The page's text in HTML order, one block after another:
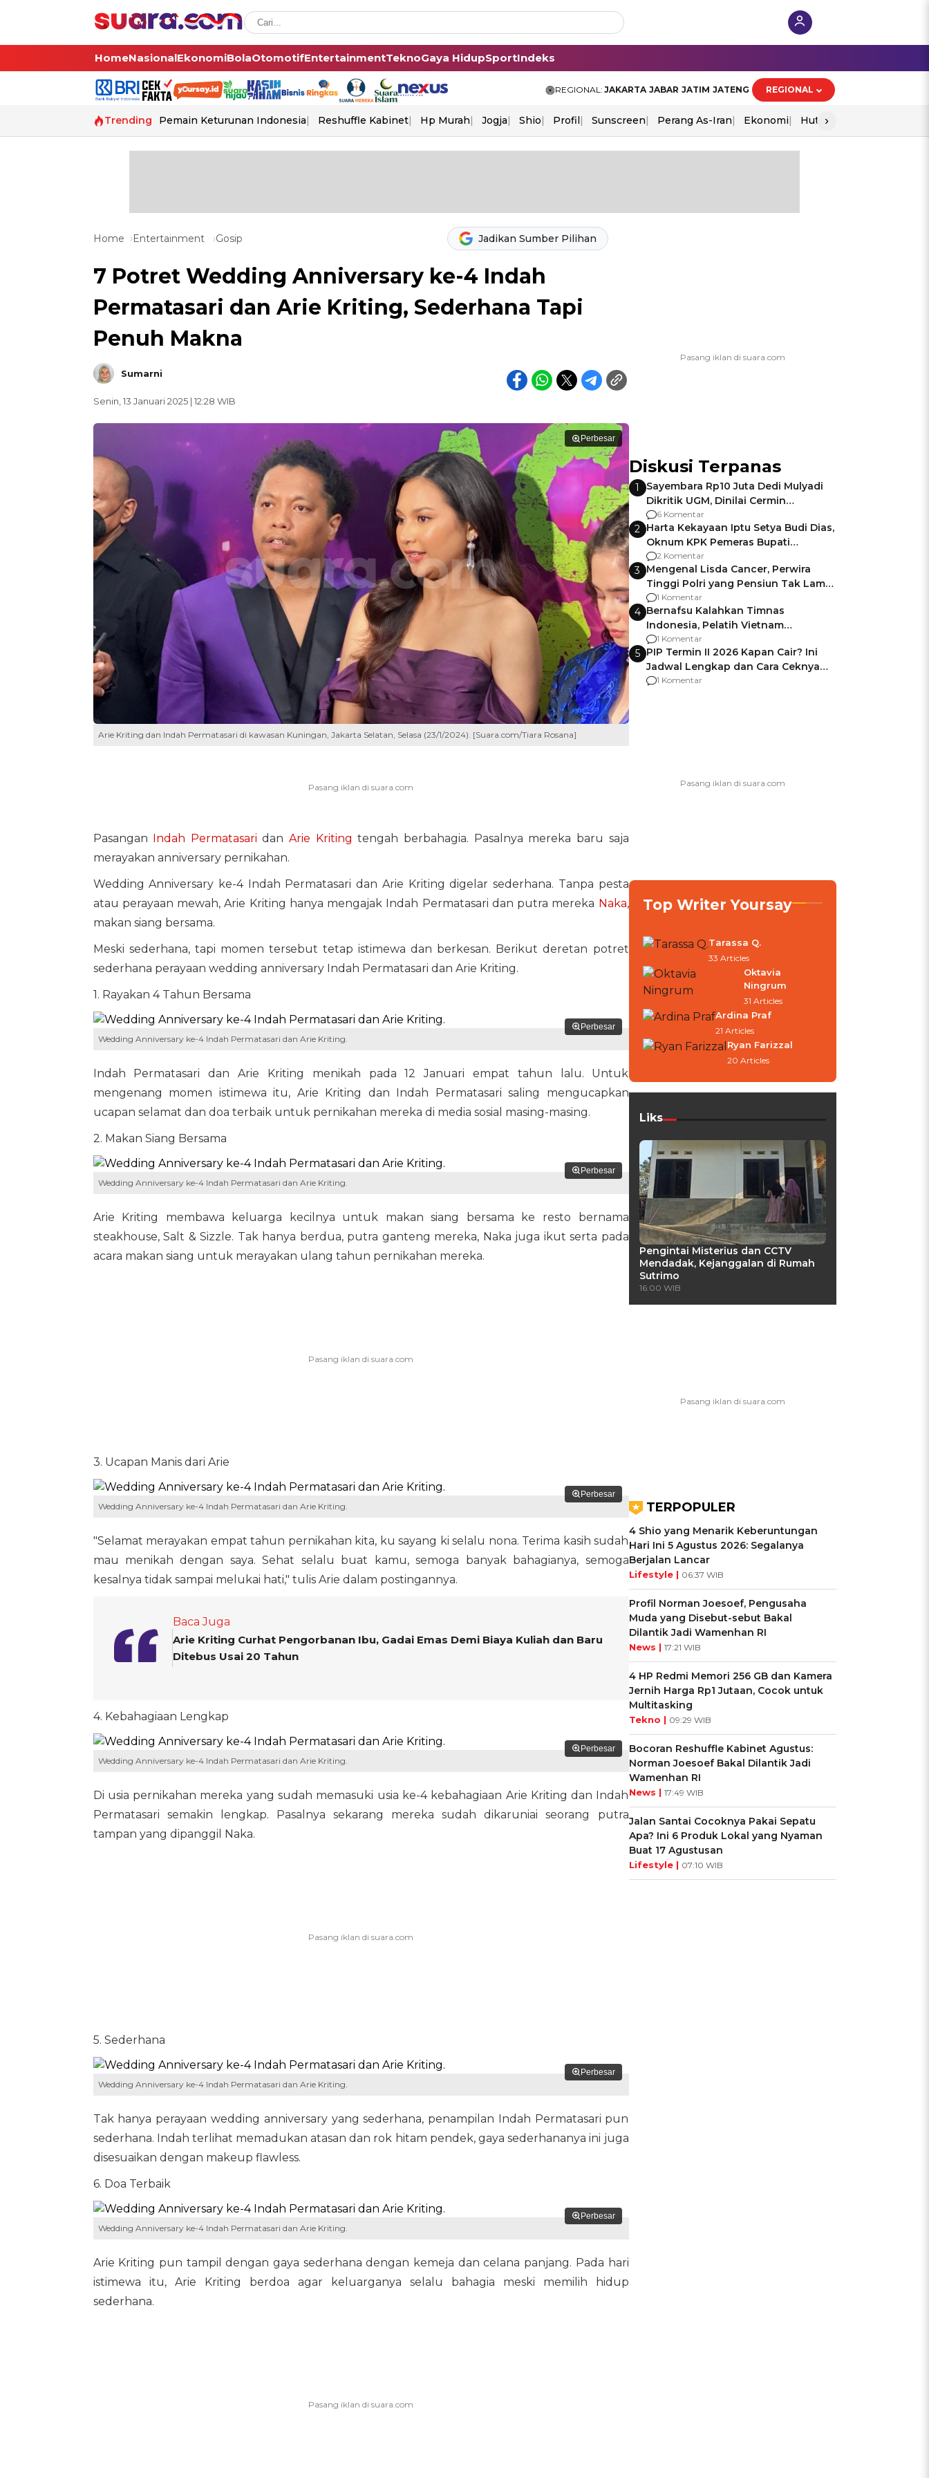
HomeNasionalEkonomiBolaOtomotifEntertainmentTeknoGaya HidupSportIndeks
REGIONAL: JAKARTA JABAR JATIM JATENG REGIONAL
Trending Pemain Keturunan Indonesia Reshuffle Kabinet Hp Murah Jogja Shio Profil Sunscreen Perang As-Iran Ekonomi Hut Ri
›
Home Entertainment Gosip Jadikan Sumber Pilihan
7 Potret Wedding Anniversary ke-4 Indah
Permatasari dan Arie Kriting, Sederhana Tapi
Penuh Makna
Sumarni
Senin, 13 Januari 2025 | 12:28 WIB
Perbesar
Arie Kriting dan Indah Permatasari di kawasan Kuningan, Jakarta Selatan, Selasa (23/1/2024). [Suara.com/Tiara Rosana]
Pasangan Indah Permatasari danArie Kriting tengah berbahagia. Pasalnya mereka baru saja
merayakan anniversary pernikahan.
Wedding Anniversary ke-4 Indah Permatasari dan Arie Kriting digelar sederhana. Tanpa pesta
atau perayaan mewah, Arie Kriting hanya mengajak Indah Permatasari dan putra mereka Naka,
makan siang bersama.
Meski sederhana, tapi momen tersebut tetap istimewa dan berkesan. Berikut deretan potret
sederhana perayaan wedding anniversary Indah Permatasari dan Arie Kriting.
1. Rayakan 4 Tahun Bersama
Perbesar
Wedding Anniversary ke-4 Indah Permatasari dan Arie Kriting.
Indah Permatasari dan Arie Kriting menikah pada 12 Januari empat tahun lalu. Untuk
mengenang momen istimewa itu, Arie Kriting dan Indah Permatasari saling mengucapkan
ucapan selamat dan doa terbaik untuk pernikahan mereka di media sosial masing-masing.
2. Makan Siang Bersama
Perbesar
Wedding Anniversary ke-4 Indah Permatasari dan Arie Kriting.
Arie Kriting membawa keluarga kecilnya untuk makan siang bersama ke resto bernama
steakhouse, Salt & Sizzle. Tak hanya berdua, putra ganteng mereka, Naka juga ikut serta pada
acara makan siang untuk merayakan ulang tahun pernikahan mereka.
3. Ucapan Manis dari Arie
Perbesar
Wedding Anniversary ke-4 Indah Permatasari dan Arie Kriting.
"Selamat merayakan empat tahun pernikahan kita, ku sayang ki selalu nona. Terima kasih sudah
mau menikah dengan saya. Sehat selalu buat kamu, semoga banyak bahagianya, semoga
kesalnya tidak sampai melukai hati," tulis Arie dalam postingannya.
Baca Juga
Arie Kriting Curhat Pengorbanan Ibu, Gadai Emas Demi Biaya Kuliah dan Baru
Ditebus Usai 20 Tahun
4. Kebahagiaan Lengkap
Perbesar
Wedding Anniversary ke-4 Indah Permatasari dan Arie Kriting.
Di usia pernikahan mereka yang sudah memasuki usia ke-4 kebahagiaan Arie Kriting dan Indah
Permatasari semakin lengkap. Pasalnya sekarang mereka sudah dikaruniai seorang putra
tampan yang dipanggil Naka.
5. Sederhana
Perbesar
Wedding Anniversary ke-4 Indah Permatasari dan Arie Kriting.
Tak hanya perayaan wedding anniversary yang sederhana, penampilan Indah Permatasari pun
sederhana. Indah terlihat memadukan atasan dan rok hitam pendek, gaya sederhananya ini juga
disesuaikan dengan makeup flawless.
6. Doa Terbaik
Perbesar
Wedding Anniversary ke-4 Indah Permatasari dan Arie Kriting.
Arie Kriting pun tampil dengan gaya sederhana dengan kemeja dan celana panjang. Pada hari
istimewa itu, Arie Kriting berdoa agar keluarganya selalu bahagia meski memilih hidup
sederhana.
Diskusi Terpanas
1
Sayembara Rp10 Juta Dedi Mulyadi
Dikritik UGM, Dinilai Cermin
Gagalnya Negara Jamin Keamanan
6 Komentar
2 Harta Kekayaan Iptu Setya Budi Dias,
Oknum KPK Pemeras Bupati
Pemalang
2 Komentar
3 Mengenal Lisda Cancer, Perwira
Tinggi Polri yang Pensiun Tak Lama
Usai Jadi Brigjen
1 Komentar
4 Bernafsu Kalahkan Timnas
Indonesia, Pelatih Vietnam
Berencana Pakai Jimat di Pakansari
1 Komentar
5 PIP Termin II 2026 Kapan Cair? Ini
Jadwal Lengkap dan Cara Ceknya
agar Dana Tidak Hangus!
1 Komentar
Top Writer Yoursay
Tarassa Q.
33 Articles
Oktavia
Ningrum
31 Articles
Ardina Praf
21 Articles
Ryan Farizzal
20 Articles
Liks
Pengintai Misterius dan CCTV
Mendadak, Kejanggalan di Rumah
Sutrimo
16:00 WIB
TERPOPULER
4 Shio yang Menarik Keberuntungan
Hari Ini 5 Agustus 2026: Segalanya
Berjalan Lancar
Lifestyle | 06:37 WIB
Profil Norman Joesoef, Pengusaha
Muda yang Disebut-sebut Bakal
Dilantik Jadi Wamenhan RI
News | 17:21 WIB
4 HP Redmi Memori 256 GB dan Kamera
Jernih Harga Rp1 Jutaan, Cocok untuk
Multitasking
Tekno | 09:29 WIB
Bocoran Reshuffle Kabinet Agustus:
Norman Joesoef Bakal Dilantik Jadi
Wamenhan RI
News | 17:49 WIB
Jalan Santai Cocoknya Pakai Sepatu
Apa? Ini 6 Produk Lokal yang Nyaman
Buat 17 Agustusan
Lifestyle | 07:10 WIB